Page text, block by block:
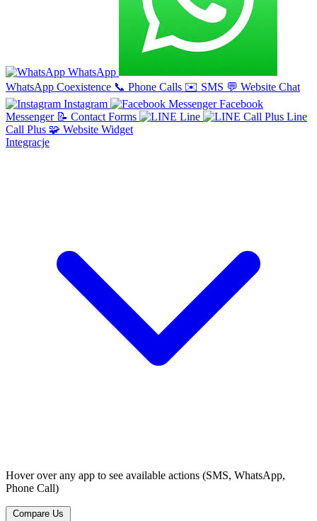
WhatsApp
WhatsApp Coexistence 📞 Phone Calls ✉️ SMS 💬 Website Chat
Instagram
Facebook
Messenger 📝 Contact Forms Line
Line
Call Plus 🧩 Website Widget
Integracje
Hover over any app to see available actions (SMS, WhatsApp,
Phone Call)